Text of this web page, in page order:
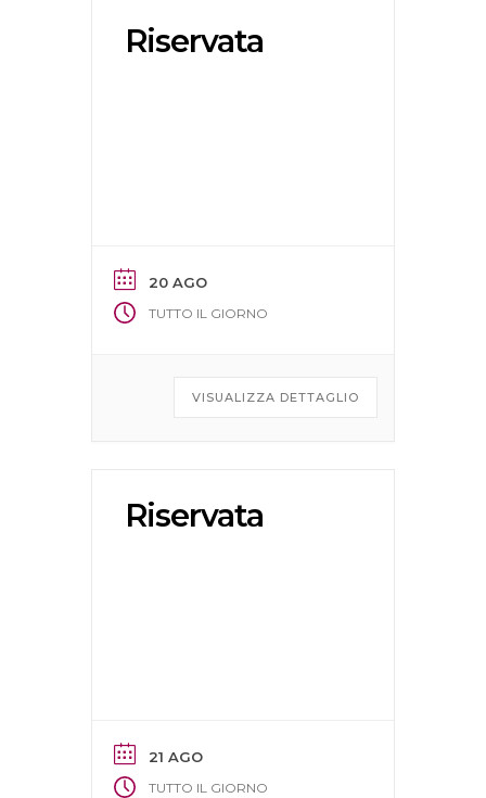
Riservata
20 AGO
TUTTO IL GIORNO
VISUALIZZA DETTAGLIO
Riservata
21 AGO
TUTTO IL GIORNO